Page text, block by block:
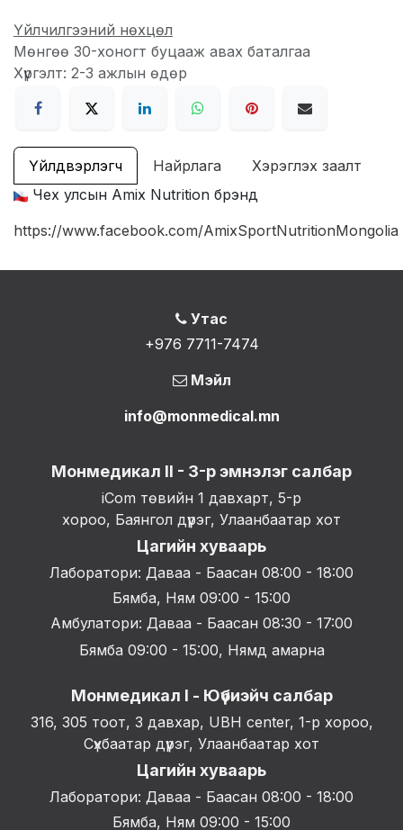
Үйлчилгээний нөхцөл
Мөнгөө 30-хоногт буцааж авах баталгаа
Хүргэлт: 2-3 ажлын өдөр
Үйлдвэрлэгч Найрлага
Хэрэглэх заалт
Чех улсын Amix Nutrition брэнд
https://www.facebook.com/AmixSportNutritionMongolia
Утас
+976 7711-7474
Мэйл
info@monmedical.mn
Монмедикал II - 3-р эмнэлэг салбар
iCom төвийн 1 давхарт, 5-р
хороо, Баянгол дүүрэг, Улаанбаатар хот
Цагийн хуваарь
Лаборатори: Даваа - Баасан 08:00 - 18:00
Бямба, Ням 09:00 - 15:00
Амбулатори: Даваа - Баасан 08:30 - 17:00
Бямба 09:00 - 15:00, Нямд амарна
Монмедикал I - Юүбиэйч салбар
316, 305 тоот, 3 давхар, UBH center, 1-р хороо,
Сүхбаатар дүүрэг, Улаанбаатар хот
Цагийн хуваарь
Лаборатори: Даваа - Баасан 08:00 - 18:00
Бямба, Ням 09:00 - 15:00